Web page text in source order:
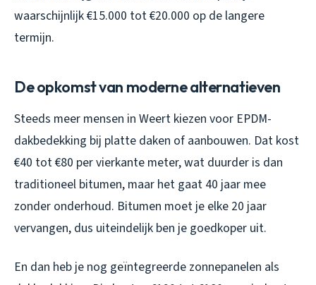
waarschijnlijk €15.000 tot €20.000 op de langere
termijn.
De opkomst van moderne alternatieven
Steeds meer mensen in Weert kiezen voor EPDM-
dakbedekking bij platte daken of aanbouwen. Dat kost
€40 tot €80 per vierkante meter, wat duurder is dan
traditioneel bitumen, maar het gaat 40 jaar mee
zonder onderhoud. Bitumen moet je elke 20 jaar
vervangen, dus uiteindelijk ben je goedkoper uit.
En dan heb je nog geïntegreerde zonnepanelen als